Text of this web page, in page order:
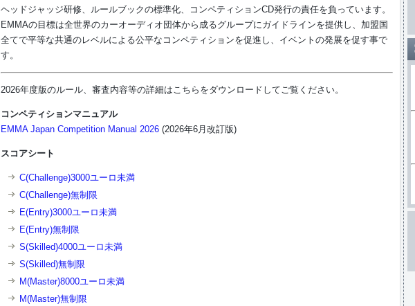
ヘッドジャッジ研修、ルールブックの標準化、コンペティションCD発行の責任を負っています。
EMMAの目標は全世界のカーオーディオ団体から成るグループにガイドラインを提供し、加盟国
全てで平等な共通のレベルによる公平なコンペティションを促進し、イベントの発展を促す事で
す。
2026年度版のルール、審査内容等の詳細はこちらをダウンロードしてご覧ください。
コンペティションマニュアル
EMMA Japan Competition Manual 2026 (2026年6月改訂版)
スコアシート
C(Challenge)3000ユーロ未満
C(Challenge)無制限
E(Entry)3000ユーロ未満
E(Entry)無制限
S(Skilled)4000ユーロ未満
S(Skilled)無制限
M(Master)8000ユーロ未満
M(Master)無制限